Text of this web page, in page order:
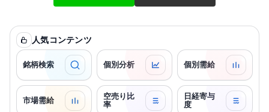
人気コンテンツ
銘柄検索 個別分析 個別需給
市場需給
空売り比
率
日経寄与
度